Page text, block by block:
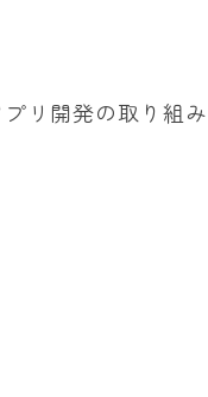
リ開発の取り組